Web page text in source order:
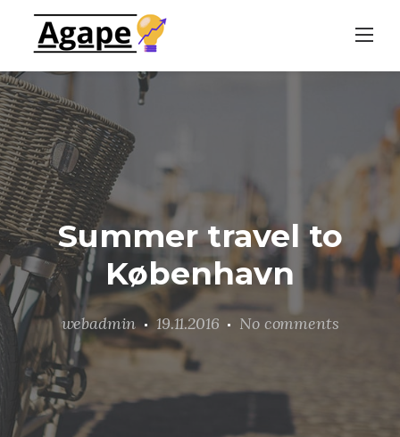
content
Summer travel to
København
webadmin 19.11.2016 No comments